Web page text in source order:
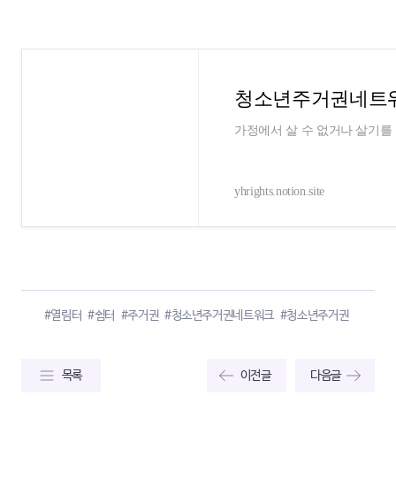
청소년주거권네트
가정에서 살 수 없거나 살기
yhrights.notion.site
#열림터 #쉼터 #주거권 #청소년주거권네트워크 #청소년주거권
목록 이전글 다음글